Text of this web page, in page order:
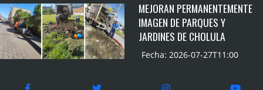
MEJORAN PERMANENTEMENTE
IMAGEN DE PARQUES Y
JARDINES DE CHOLULA
Fecha: 2026-07-27T11:00